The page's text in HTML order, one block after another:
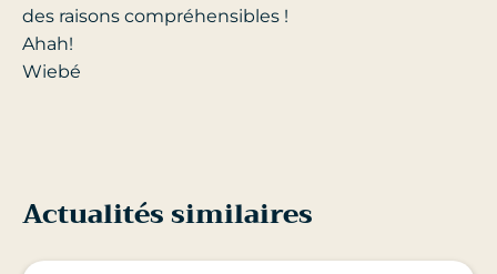
des raisons compréhensibles !
Ahah!
Wiebé
Actualités similaires